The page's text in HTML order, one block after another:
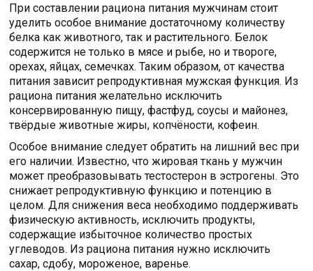
При составлении рациона питания мужчинам стоит
уделить особое внимание достаточному количеству
белка как животного, так и растительного. Белок
содержится не только в мясе и рыбе, но и твороге,
орехах, яйцах, семечках. Таким образом, от качества
питания зависит репродуктивная мужская функция. Из
рациона питания желательно исключить
консервированную пищу, фастфуд, соусы и майонез,
твёрдые животные жиры, копчёности, кофеин.
Особое внимание следует обратить на лишний вес при
его наличии. Известно, что жировая ткань у мужчин
может преобразовывать тестостерон в эстрогены. Это
снижает репродуктивную функцию и потенцию в
целом. Для снижения веса необходимо поддерживать
физическую активность, исключить продукты,
содержащие избыточное количество простых
углеводов. Из рациона питания нужно исключить
сахар, сдобу, мороженое, варенье.